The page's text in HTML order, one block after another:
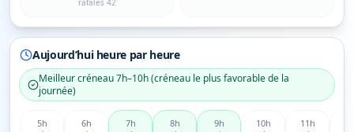
rafales 42
Aujourd’hui heure par heure
Meilleur créneau7h–10h(créneau le plus favorable de la
journée)
5h 6h 7h 8h 9h 10h 11 h